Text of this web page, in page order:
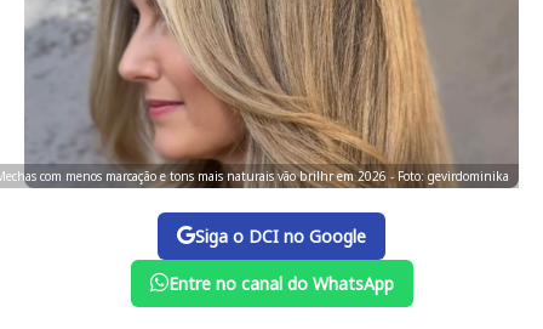
com menos marcação e tons mais naturais vão brilhr em 2026 - Foto: gevirdominika
Siga o DCI no Google
Entre no canal do WhatsApp